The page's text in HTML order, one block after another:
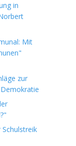
in
Mit
zur